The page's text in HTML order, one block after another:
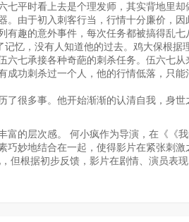
平时看上去是个理发师，其实背地里却
由于初入刺客行当，行情十分廉价，因
趣的意外事件，每次任务都被搞得乱七
忆，没有人知道他的过去。鸡大保根据
七承接各种奇葩的刺杀任务。伍六七从
功刺杀过一个人，他的行情低落，只能
很多事。他开始渐渐的认清自我，身世
富的层次感。 何小疯作为导演，在《《
巧妙地结合在一起，使得影片在紧张刺激
但根据初步反馈，影片在剧情、演员表